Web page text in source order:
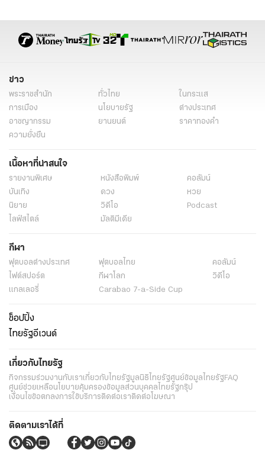
ข่าว
พระราชสำนัก ทั่วไทย
ในกระแส
การเมือง
นโยบายรัฐ
ต่างประเทศ
อาชญากรรม
ยานยนต์
ราคาทองคำ
ความยั่งยืน
เนื้อหาที่น่าสนใจ
รายงานพิเศษ หนังสือพิมพ์
คอลัมน์
บันเทิง
ดวง
หวย
นิยาย
วิดีโอ
Podcast
ไลฟ์สไตล์
มัลติมีเดีย
กีฬา
ฟุตบอลต่่างประเทศ ฟุตบอลไทย
คอลัมน์
ไฟต์สปอร์ต
กีฬาโลก
วิดีโอ
แกลเลอรี่
Carabao 7-a-Side Cup
ช็อปปิ้ง
ไทยรัฐอีเวนต์
เกี่ยวกับไทยรัฐ
กิจกรรมร่วมงานกับเราเกี่ยวกับไทยรัฐมูลนิธิไทยรัฐศูนย์ข้อมูลไทยรัฐFAQ
ศูนย์ช่วยเหลือนโยบายคุ้มครองข้อมูลส่วนบุคคลไทยรัฐกรุ๊ป
เงื่อนไขข้อตกลงการใช้บริการติดต่อเราติดต่อโฆษณา
ติดตามเราได้ที่